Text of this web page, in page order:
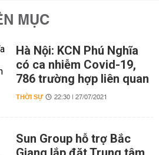
MỤC
Hà Nội: KCN Phú Nghĩa
có ca nhiễm Covid-19,
786 trường hợp liên quan
THỜI SỰ 22:30 | 27/07/2021
Sun Group hỗ trợ Bắc